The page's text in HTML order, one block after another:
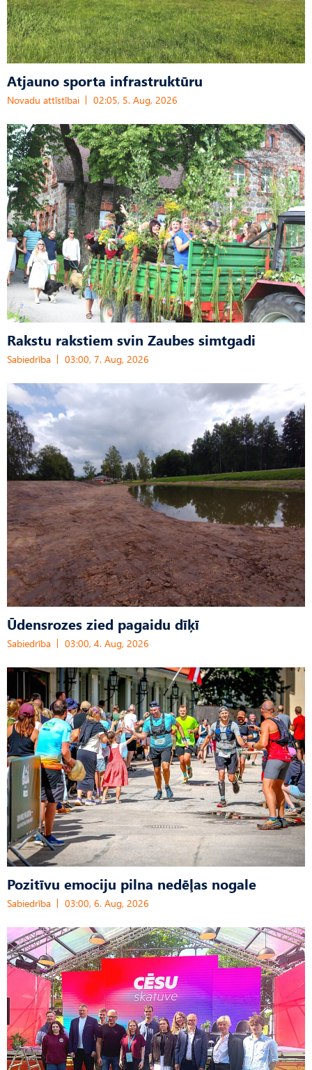
Atjauno sporta infrastruktūru
Novadu attīstībai 02:05, 5. Aug, 2026
Rakstu rakstiem svin Zaubes simtgadi
Sabiedrība 03:00, 7. Aug, 2026
Ūdensrozes zied pagaidu dīķī
Sabiedrība 03:00, 4. Aug, 2026
Pozitīvu emociju pilna nedēļas nogale
Sabiedrība 03:00, 6. Aug, 2026